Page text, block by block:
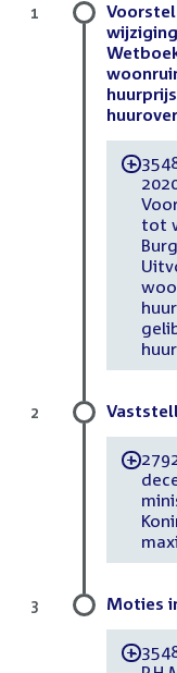
-
tot
1
-
2
Moties
-
3